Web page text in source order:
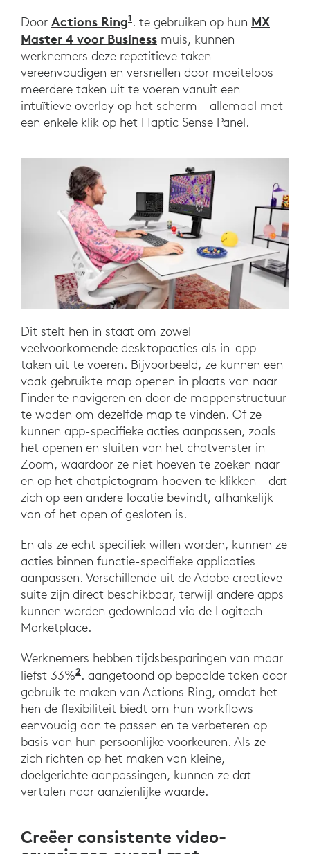
Door Actions Ring1. te gebruiken op hun MX
Master 4 voor Business muis, kunnen
werknemers deze repetitieve taken
vereenvoudigen en versnellen door moeiteloos
meerdere taken uit te voeren vanuit een
intuïtieve overlay op het scherm - allemaal met
een enkele klik op het Haptic Sense Panel.
Dit stelt hen in staat om zowel
veelvoorkomende desktopacties als in-app
taken uit te voeren. Bijvoorbeeld, ze kunnen een
vaak gebruikte map openen in plaats van naar
Finder te navigeren en door de mappenstructuur
te waden om dezelfde map te vinden. Of ze
kunnen app-specifieke acties aanpassen, zoals
het openen en sluiten van het chatvenster in
Zoom, waardoor ze niet hoeven te zoeken naar
en op het chatpictogram hoeven te klikken - dat
zich op een andere locatie bevindt, afhankelijk
van of het open of gesloten is.
En als ze echt specifiek willen worden, kunnen ze
acties binnen functie-specifieke applicaties
aanpassen. Verschillende uit de Adobe creatieve
suite zijn direct beschikbaar, terwijl andere apps
kunnen worden gedownload via de Logitech
Marketplace.
Werknemers hebben tijdsbesparingen van maar
liefst 33%2. aangetoond op bepaalde taken door
gebruik te maken van Actions Ring, omdat het
hen de flexibiliteit biedt om hun workflows
eenvoudig aan te passen en te verbeteren op
basis van hun persoonlijke voorkeuren. Als ze
zich richten op het maken van kleine,
doelgerichte aanpassingen, kunnen ze dat
vertalen naar aanzienlijke waarde.
Creëer consistente video-